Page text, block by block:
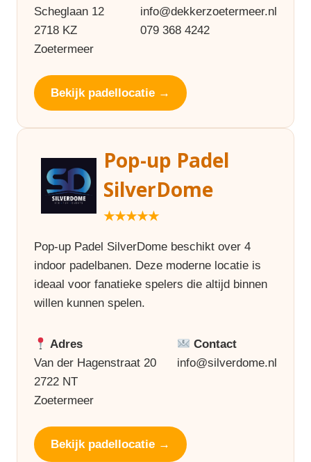
Scheglaan 12
2718 KZ
Zoetermeer
info@dekkerzoetermeer.nl
079 368 4242
Bekijk padellocatie →
Pop-up Padel
SilverDome
★★★★★
Pop-up Padel SilverDome beschikt over 4
indoor padelbanen. Deze moderne locatie is
ideaal voor fanatieke spelers die altijd binnen
willen kunnen spelen.
Adres
Van der Hagenstraat 20
2722 NT
Zoetermeer
Contact
info@silverdome.nl
Bekijk padellocatie →